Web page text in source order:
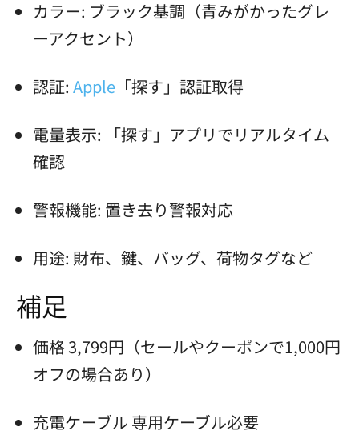
カラー: ブラック基調（青みがかったグレ
ーアクセント）
認証: Apple 「探す」認証取得
電量表示: 「探す」アプリでリアルタイム
確認
警報機能: 置き去り警報対応
用途: 財布、鍵、バッグ、荷物タグなど
補足
価格 3,799円（セールやクーポンで1,000円
オフの場合あり）
充電ケーブル 専用ケーブル必要